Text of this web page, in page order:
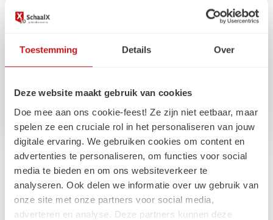
Toestemming Details Over
Deze website maakt gebruik van cookies
Doe mee aan ons cookie-feest! Ze zijn niet eetbaar, maar
spelen ze een cruciale rol in het personaliseren van jouw
digitale ervaring. We gebruiken cookies om content en
advertenties te personaliseren, om functies voor social
media te bieden en om ons websiteverkeer te
analyseren. Ook delen we informatie over uw gebruik van
onze site met onze partners voor social media,
adverteren en analyse. Deze partners kunnen deze
Marieke van Heek
marieke.vanheek@schaalx.nl
Gerelateerde
artikelen